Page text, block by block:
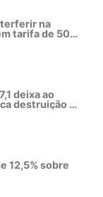
na
tarifa de 50%
deixa ao
destruição no
12,5% sobre